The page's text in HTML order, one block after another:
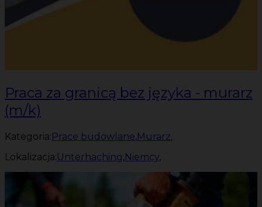
Praca za granicą bez języka - murarz
(m/k)
Kategoria:Prace budowlane,Murarz,
Lokalizacja:Unterhaching,Niemcy,